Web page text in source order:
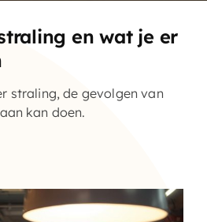
en wat je er
straling, de gevolgen van
kan doen.